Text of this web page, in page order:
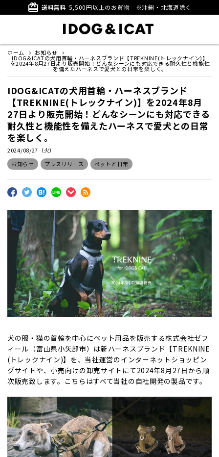
card_giftcard 送料無料 5,500円以上のお買物 ※沖縄・北海道除く
ホーム お知らせ
IDOG&ICATの犬用首輪・ハーネスブランド【TREKNINE(トレックナイン)】
を2024年8月27日より販売開始！どんなシーンにも対応できる耐久性と機能性
を備えたハーネスで愛犬との日常を楽しく。
IDOG&ICATの犬用首輪・ハーネスブランド
【TREKNINE(トレックナイン)】を2024年8月
27日より販売開始！どんなシーンにも対応できる
耐久性と機能性を備えたハーネスで愛犬との日常
を楽しく。
2024/08/27（火）
お知らせ
プレスリリース ペットと日常
犬の服・猫の首輪を中心にペット用品を販売する株式会社ゼフ
ィール（富山県小矢部市）は新ハーネスブランド【TREKNINE
(トレックナイン)】を、当社運営のインターネットショッピン
グサイトや、小売向けの卸売サイトにて2024年8月27日から順
次販売致します。こちらはすべて当社の自社開発の製品です。